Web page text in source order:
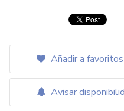
Añadir a favoritos
Avisar